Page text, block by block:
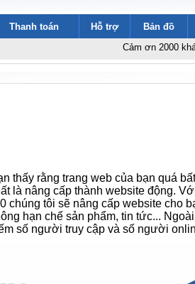
Thanh toán Hỗ trợ Bản đồ
Cảm ơn 2000 khách
thấy rằng trang web của bạn quá
là nâng cấp thành website động.
chúng tôi sẽ nâng cấp website cho
hạn chế sản phẩm, tin tức...
số người truy cập và số người